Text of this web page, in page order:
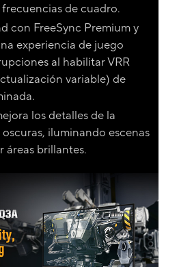
de cuadro.
con FreeSync Premium y
experiencia de juego
al habilitar VRR
variable) de
los detalles de la
iluminando escenas
áreas brillantes.